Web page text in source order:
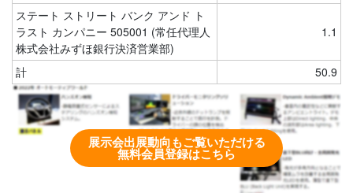
ステート ストリート バンク アンド ト
ラスト カンパニー 505001 (常任代理人
株式会社みずほ銀行決済営業部)
1.1
計 50.9
展示会出展動向もご覧いただける
無料会員登録はこちら